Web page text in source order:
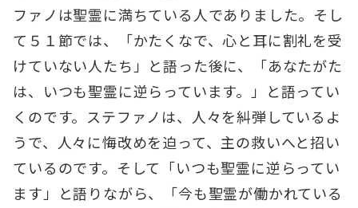
ファノは聖霊に満ちている人でありました。そし
て５１節では、「かたくなで、心と耳に割礼を受
けていない人たち」と語った後に、「あなたがた
は、いつも聖霊に逆らっています。」と語ってい
くのです。ステファノは、人々を糾弾しているよ
うで、人々に悔改めを迫って、主の救いへと招い
ているのです。そして「いつも聖霊に逆らってい
ます」と語りながら、「今も聖霊が働かれている